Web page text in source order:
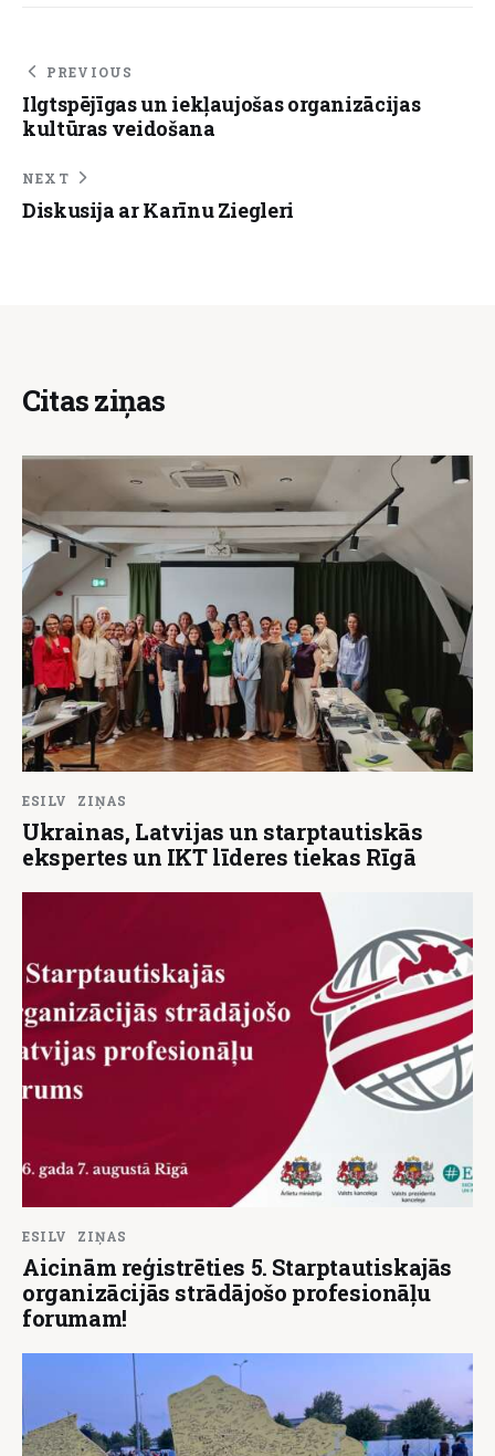
PREVIOUS
Ilgtspējīgas un iekļaujošas organizācijas
kultūras veidošana
NEXT
Diskusija ar Karīnu Ziegleri
Citas ziņas
ESILV ZIŅAS
Ukrainas, Latvijas un starptautiskās
ekspertes un IKT līderes tiekas Rīgā
ESILV ZIŅAS
Aicinām reģistrēties 5. Starptautiskajās
organizācijās strādājošo profesionāļu
forumam!